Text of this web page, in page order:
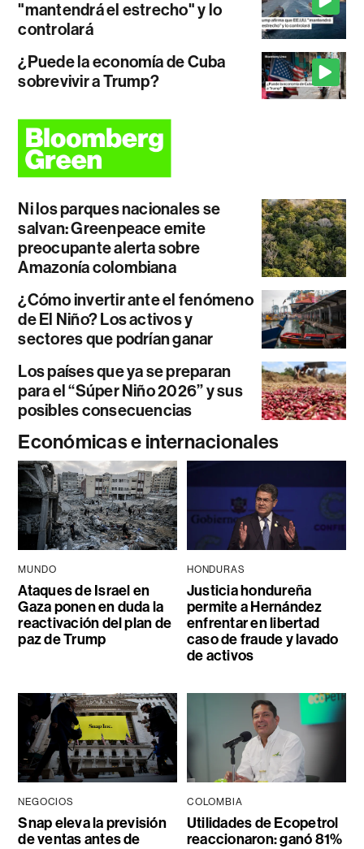
"mantendrá el estrecho" y lo
controlará
¿Puede la economía de Cuba
sobrevivir a Trump?
Ni los parques nacionales se
salvan: Greenpeace emite
preocupante alerta sobre
Amazonía colombiana
¿Cómo invertir ante el fenómeno
de El Niño? Los activos y
sectores que podrían ganar
Los países que ya se preparan
para el “Súper Niño 2026” y sus
posibles consecuencias
Económicas e internacionales
MUNDO
Ataques de Israel en
Gaza ponen en duda la
reactivación del plan de
paz de Trump
HONDURAS
Justicia hondureña
permite a Hernández
enfrentar en libertad
caso de fraude y lavado
de activos
NEGOCIOS
Snap eleva la previsión
de ventas antes de
COLOMBIA
Utilidades de Ecopetrol
reaccionaron: ganó 81%